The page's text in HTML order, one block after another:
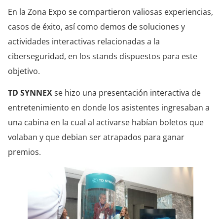
En la Zona Expo se compartieron valiosas experiencias,
casos de éxito, así como demos de soluciones y
actividades interactivas relacionadas a la
ciberseguridad, en los stands dispuestos para este
objetivo.
TD SYNNEXse hizo una presentación interactiva de
entretenimiento en donde los asistentes ingresaban a
una cabina en la cual al activarse habían boletos que
volaban y que debian ser atrapados para ganar
premios.